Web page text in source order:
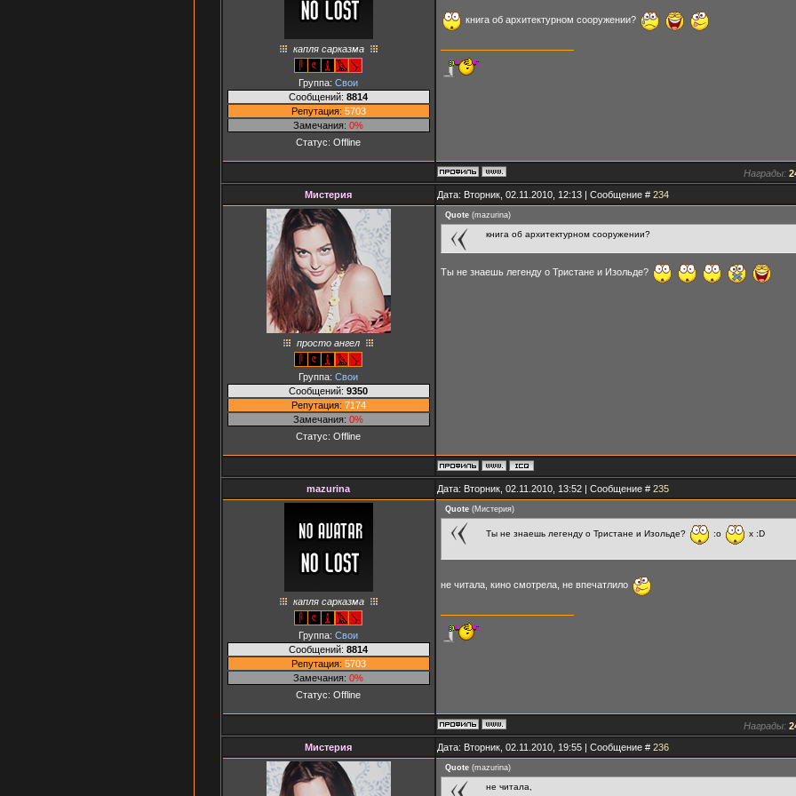
капля сарказма
Группа: Свои
Сообщений: 8814
Репутация: 5703
Замечания: 0%
Статус: Offline
книга об архитектурном сооружении?
Награды:
Мистерия
Дата: Вторник, 02.11.2010, 12:13 | Сообщение # 234
просто ангел
Группа: Свои
Сообщений: 9350
Репутация: 7174
Замечания: 0%
Статус: Offline
Quote(mazurina)
книга об архитектурном сооружении?
Ты не знаешь легенду о Тристане и Изольде?
mazurina Дата: Вторник, 02.11.2010, 13:52 | Сообщение # 235
капля сарказма
Группа: Свои
Сообщений: 8814
Репутация: 5703
Замечания: 0%
Статус: Offline
Quote(Мистерия)
Ты не знаешь легенду о Тристане и Изольде? :o x :D
не читала, кино смотрела, не впечатлило
Награды:
Мистерия
Дата: Вторник, 02.11.2010, 19:55 | Сообщение # 236
Quote(mazurina)
не читала,